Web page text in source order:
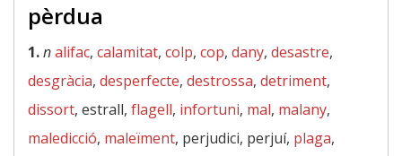
pèrdua
1.nalifac, calamitat, colp, cop, dany, desastre,
desgràcia, desperfecte, destrossa, detriment,
dissort, estrall, flagell, infortuni, mal, malany,
maledicció, maleïment, perjudici, perjuí, plaga,